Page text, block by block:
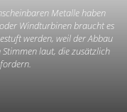
Metalle haben
Windturbinen braucht es
werden, weil der Abbau
laut, die zusätzlich